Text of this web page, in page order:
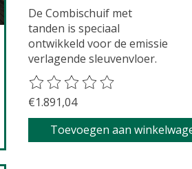
De Combischuif met
tanden is speciaal
ontwikkeld voor de emissie
verlagende sleuvenvloer.
De beoordeling van dit
€1.891,04
Toevoegen aan